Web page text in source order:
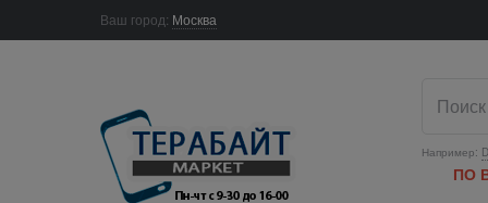
Ваш город: Москва
Например:
ПО